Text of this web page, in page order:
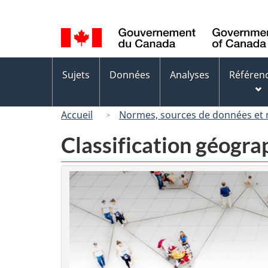
de
la
langue
des
Sujets Données Analyses
Accueil Normes, sources de données et
Classification